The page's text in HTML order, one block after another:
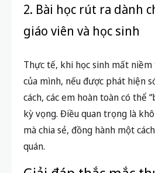
2. Bài học rút ra dành
giáo viên và học sinh
Thực tế, khi học sinh mất
của mình, nếu được phát hiện
cách, các em hoàn toàn có thể
kỳ vọng. Điều quan trọng là
mà chia sẻ, đồng hành một
quán.